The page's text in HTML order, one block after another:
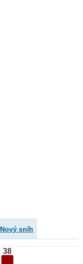
Nový sníh
38